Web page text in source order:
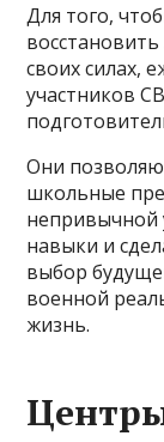
Для того,
своих силах,
участников
Они
школьные
непривычной
навыки и
выбор
военной
жизнь.